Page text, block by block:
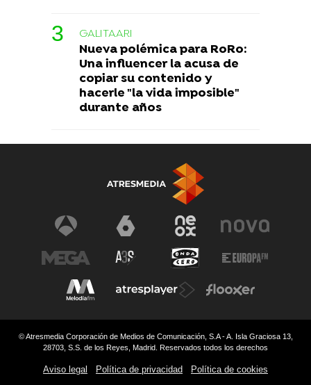
GALITAARI
Nueva polémica para RoRo:
Una influencer la acusa de
copiar su contenido y
hacerle "la vida imposible"
durante años
© Atresmedia Corporación de Medios de Comunicación, S.A - A. Isla Graciosa 13,
28703, S.S. de los Reyes, Madrid. Reservados todos los derechos
Aviso legal Política de privacidad Política de cookies